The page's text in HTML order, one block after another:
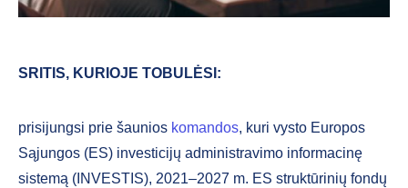
SRITIS, KURIOJE TOBULĖSI:
prisijungsi prie šaunios komandos, kuri vysto Europos
Sąjungos (ES) investicijų administravimo informacinę
sistemą (INVESTIS), 2021–2027 m. ES struktūrinių fondų